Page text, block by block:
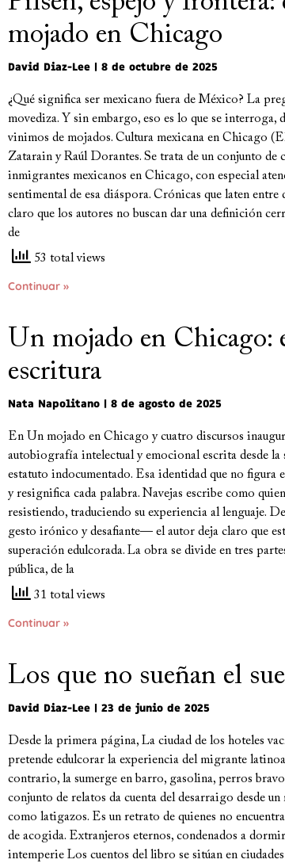
mojado en Chicago
David Diaz-Lee 8 de octubre de 2025
¿Qué significa ser mexicano fuera de México? La
movediza. Y sin embargo, eso es lo que se
vinimos de mojados. Cultura mexicana en Chicago
Zatarain y Raúl Dorantes. Se trata de un conjunto de
inmigrantes mexicanos en Chicago, con especial
sentimental de esa diáspora. Crónicas que laten
claro que los autores no buscan dar una definición
de
53 total views
Continuar »
Un mojado en Chicago:
escritura
Nata Napolitano 8 de agosto de 2025
En Un mojado en Chicago y cuatro discursos
autobiografía intelectual y emocional escrita desde
estatuto indocumentado. Esa identidad que no figura
y resignifica cada palabra. Navejas escribe como
resistiendo, traduciendo su experiencia al lenguaje.
gesto irónico y desafiante— el autor deja claro que
superación edulcorada. La obra se divide en tres
pública, de la
31 total views
Continuar »
Los que no sueñan el
David Diaz-Lee 23 de junio de 2025
Desde la primera página, La ciudad de los hoteles
pretende edulcorar la experiencia del migrante
contrario, la sumerge en barro, gasolina, perros
conjunto de relatos da cuenta del desarraigo desde
como latigazos. Es un retrato de quienes no
de acogida. Extranjeros eternos, condenados a
intemperie Los cuentos del libro se sitúan en